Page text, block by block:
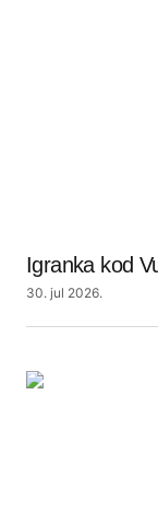
Igranka kod
30. jul 2026.